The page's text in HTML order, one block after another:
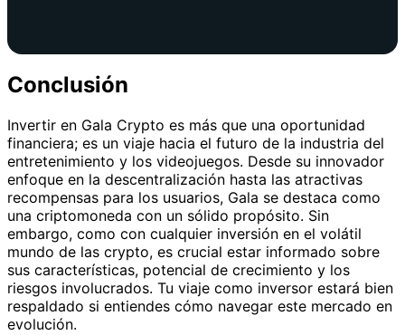
Conclusión
Invertir en Gala Crypto es más que una oportunidad
financiera; es un viaje hacia el futuro de la industria del
entretenimiento y los videojuegos. Desde su innovador
enfoque en la descentralización hasta las atractivas
recompensas para los usuarios, Gala se destaca como
una criptomoneda con un sólido propósito. Sin
embargo, como con cualquier inversión en el volátil
mundo de las crypto, es crucial estar informado sobre
sus características, potencial de crecimiento y los
riesgos involucrados. Tu viaje como inversor estará bien
respaldado si entiendes cómo navegar este mercado en
evolución.